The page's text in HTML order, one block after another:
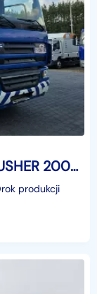
DAF LF 2011 Śmieciarka MOL PUSHER 2000 LF 2011 Śmieciarka MOL PUSHER 2000
produkcji